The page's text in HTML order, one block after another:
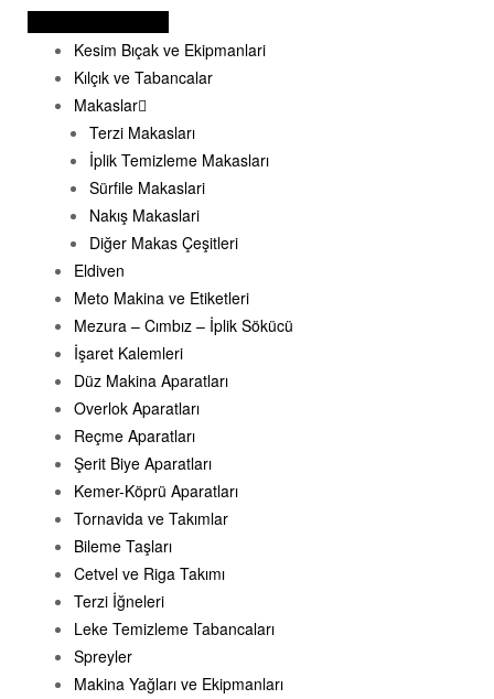
Kesim Bıçak ve Ekipmanlari
Kılçık ve Tabancalar
Makaslar
Terzi Makasları
İplik Temizleme Makasları
Sürfile Makaslari
Nakış Makaslari
Diğer Makas Çeşitleri
Eldiven
Meto Makina ve Etiketleri
Mezura – Cımbız – İplik Sökücü
İşaret Kalemleri
Düz Makina Aparatları
Overlok Aparatları
Reçme Aparatları
Şerit Biye Aparatları
Kemer-Köprü Aparatları
Tornavida ve Takımlar
Bileme Taşları
Cetvel ve Riga Takımı
Terzi İğneleri
Leke Temizleme Tabancaları
Spreyler
Makina Yağları ve Ekipmanları